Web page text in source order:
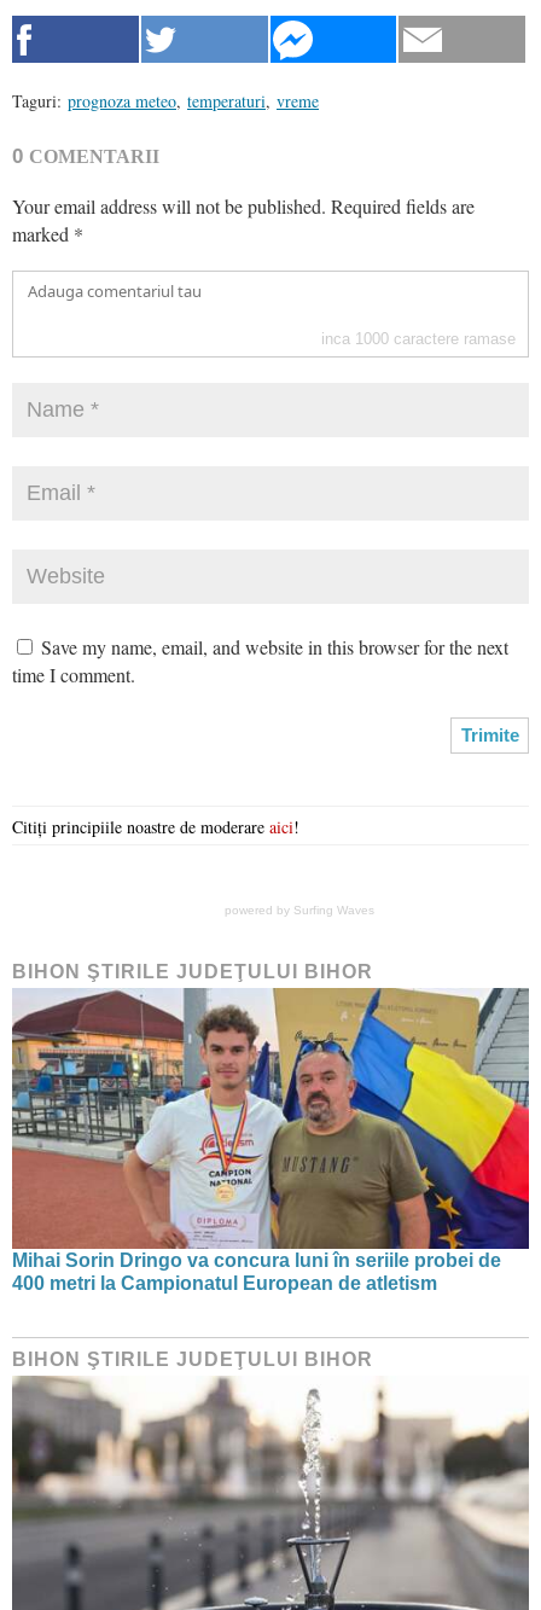
Taguri: prognoza meteo, temperaturi, vreme
0 COMENTARII
Your email address will not be published. Required fields are
marked *
inca 1000 caractere ramase
Save my name, email, and website in this browser for the next
time I comment.
Citiți principiile noastre de moderare aici!
powered by Surfing Waves
BIHON ŞTIRILE JUDEŢULUI BIHOR
Mihai Sorin Dringo va concura luni în seriile probei de
400 metri la Campionatul European de atletism
BIHON ŞTIRILE JUDEŢULUI BIHOR